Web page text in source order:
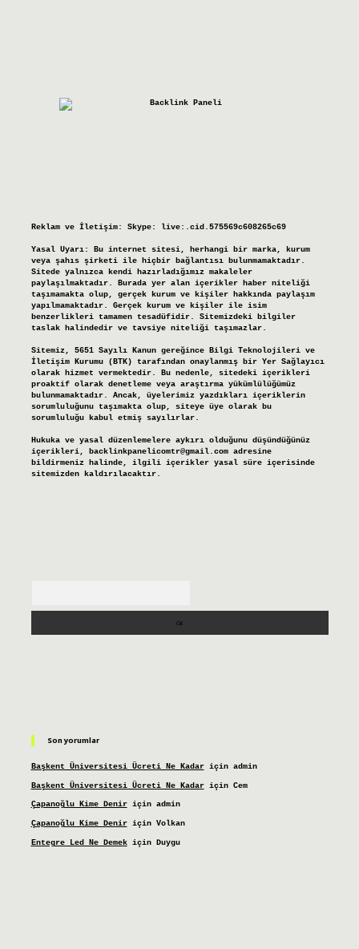
Reklam ve İletişim: Skype: live:.cid.575569c608265c69
Yasal Uyarı:
Bu internet sitesi, herhangi bir marka, kurum
veya şahıs şirketi ile hiçbir bağlantısı bulunmamaktadır.
Sitede yalnızca kendi hazırladığımız makaleler
paylaşılmaktadır. Burada yer alan içerikler haber niteliği
taşımamakta olup, gerçek kurum ve kişiler hakkında paylaşım
yapılmamaktadır. Gerçek kurum ve kişiler ile isim
benzerlikleri tamamen tesadüfidir. Sitemizdeki bilgiler
taslak halindedir ve tavsiye niteliği taşımazlar.
Sitemiz, 5651 Sayılı Kanun gereğince Bilgi Teknolojileri ve
İletişim Kurumu (BTK) tarafından onaylanmış bir Yer Sağlayıcı
olarak hizmet vermektedir. Bu nedenle, sitedeki içerikleri
proaktif olarak denetleme veya araştırma yükümlülüğümüz
bulunmamaktadır. Ancak, üyelerimiz yazdıkları içeriklerin
sorumluluğunu taşımakta olup, siteye üye olarak bu
sorumluluğu kabul etmiş sayılırlar.
Hukuka ve yasal düzenlemelere aykırı olduğunu düşündüğünüz
içerikleri, backlinkpanelicomtr@gmail.comadresine
bildirmeniz halinde, ilgili içerikler yasal süre içerisinde
sitemizden kaldırılacaktır.
Son yorumlar
Başkent Üniversitesi Ücreti Ne Kadariçin admin
Başkent Üniversitesi Ücreti Ne Kadariçin Cem
Çapanoğlu Kime Deniriçin admin
Çapanoğlu Kime Deniriçin Volkan
Entegre Led Ne Demekiçin Duygu